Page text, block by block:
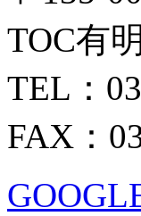
TOC有
TEL：
FAX：